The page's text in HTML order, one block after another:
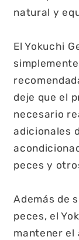
natural y
El Yokuchi
deje que el
necesario
adicionales
peces y
Además de
peces, el
mantener el